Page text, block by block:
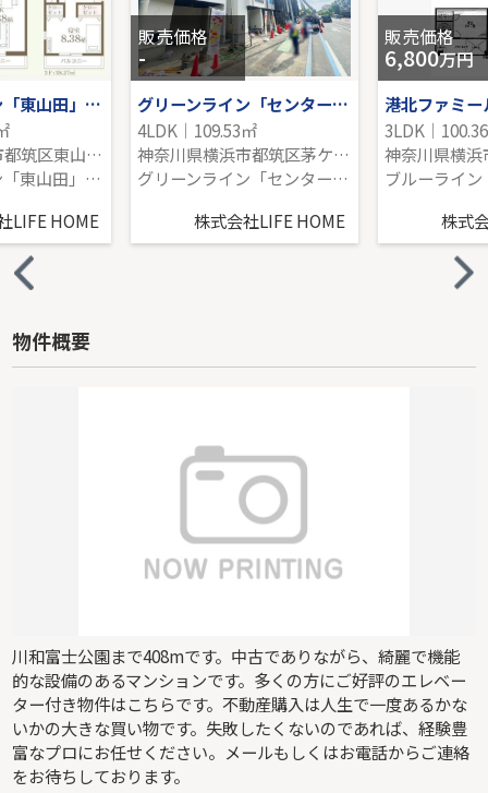
販売価格を見る
グリーンライン「東山田」新築戸建て
神奈川県横浜市都筑区東山田町
グリーンライン「東山田」駅 徒歩6分
LIFE HOME
販売価格
-
グリーンライン「センター南」新築分譲
4LDK｜109.53㎡
神奈川県横浜市都筑区茅ケ崎南１丁目
グリーンライン「センター南」駅 徒歩13分
株式会社LIFE HOME
販売価格
6,800万円
港北ファミ
3LDK｜
株式
物件概要
川和富士公園まで408mです。中古でありながら、綺麗で機能
的な設備のあるマンションです。多くの方にご好評のエレベー
ター付き物件はこちらです。不動産購入は人生で一度あるかな
いかの大きな買い物です。失敗したくないのであれば、経験豊
富なプロにお任せください。メールもしくはお電話からご連絡
をお待ちしております。